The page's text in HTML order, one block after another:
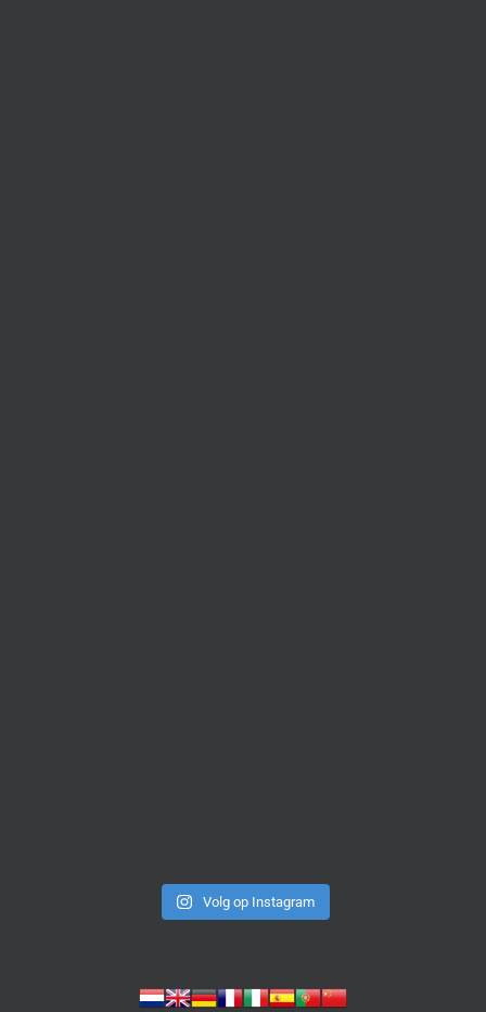
Volg op Instagram